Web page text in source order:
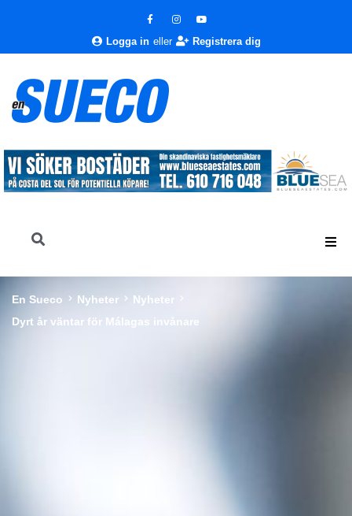
Logga in eller Registrera dig
En Sueco Nyheter
Nyheter
Dyrt år väntar för Málagas invånare